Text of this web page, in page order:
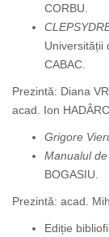
CORBU.
Universității
CABAC.
Prezintă: Diana
acad. Ion
Grigore
Manualul
BOGASIU.
Prezintă: acad.
Ediție